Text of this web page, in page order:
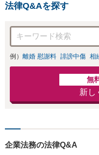
法律Q&Aを探す
例） 離婚 慰謝料 誹謗中傷 相
無
新し
企業法務の法律Q&A